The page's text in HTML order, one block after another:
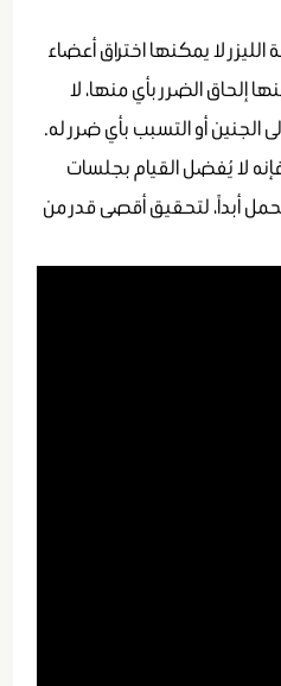
الليزر لا يمكنها اختراق أعضاء
إلحاق الضرر بأي منها، لا
الجنين أو التسبب بأي ضرر له.
لا يُفضل القيام بجلسات
أبداً، لتحقيق أقصى قدر من